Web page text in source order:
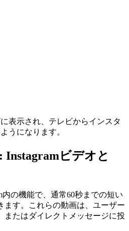
表示され、テレビからインスタ
うになります。
ビデオと
内の機能で、通常60秒までの短い
ます。これらの動画は、ユーザー
またはダイレクトメッセージに投